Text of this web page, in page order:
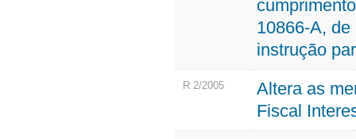
10866-A,
instrução
R 2/2005
Altera as
Fiscal